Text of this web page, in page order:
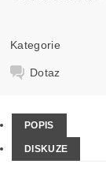
Kategorie
Dotaz
POPIS
DISKUZE